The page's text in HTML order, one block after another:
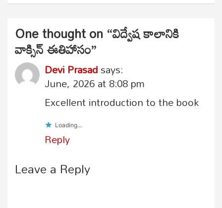
One thought on “విద్వేష కాలానికి
వాక్సిన్ ఈతిహాసం”
Devi Prasadsays:
June, 2026 at 8:08 pm
Excellent introduction to the book
Loading...
Reply
Leave a Reply